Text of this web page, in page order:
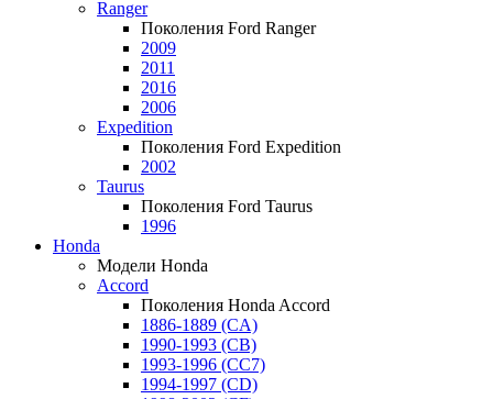
Ranger
Поколения Ford Ranger
2009
2011
2016
2006
Expedition
Поколения Ford Expedition
2002
Taurus
Поколения Ford Taurus
1996
Honda
Модели Honda
Accord
Поколения Honda Accord
1886-1889 (CA)
1990-1993 (CB)
1993-1996 (CC7)
1994-1997 (CD)